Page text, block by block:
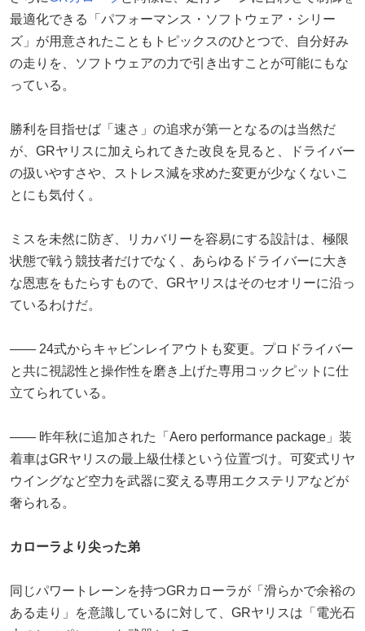
最適化できる「パフォーマンス・ソフトウェア・シリー
ズ」が用意されたこともトピックスのひとつで、自分好み
の走りを、ソフトウェアの力で引き出すことが可能にもな
っている。
勝利を目指せば「速さ」の追求が第一となるのは当然だ
が、GRヤリスに加えられてきた改良を見ると、ドライバー
の扱いやすさや、ストレス減を求めた変更が少なくないこ
とにも気付く。
ミスを未然に防ぎ、リカバリーを容易にする設計は、極限
状態で戦う競技者だけでなく、あらゆるドライバーに大き
な恩恵をもたらすもので、GRヤリスはそのセオリーに沿っ
ているわけだ。
―― 24式からキャビンレイアウトも変更。プロドライバー
と共に視認性と操作性を磨き上げた専用コックピットに仕
立てられている。
―― 昨年秋に追加された「Aero performance package」装
着車はGRヤリスの最上級仕様という位置づけ。可変式リヤ
ウイングなど空力を武器に変える専用エクステリアなどが
奢られる。
カローラより尖った弟
同じパワートレーンを持つGRカローラが「滑らかで余裕の
ある走り」を意識しているに対して、GRヤリスは「電光石